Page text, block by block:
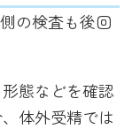
の検査も後回
態などを確認
体外受精では